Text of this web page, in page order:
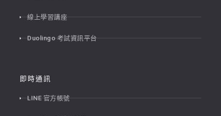
線上學習講座
Duolingo 考試資訊平台
即時通訊
LINE 官方帳號